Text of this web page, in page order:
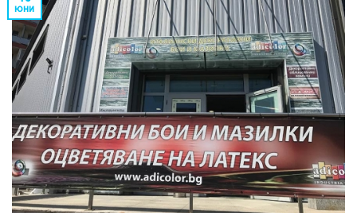
юни